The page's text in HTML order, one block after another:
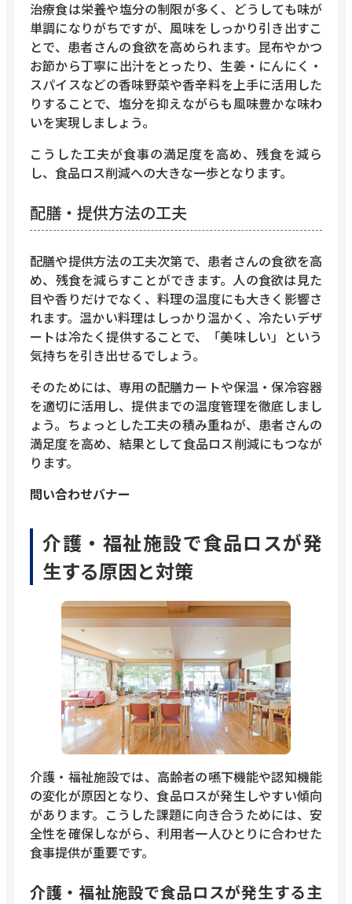
治療食は栄養や塩分の制限が多く、どうしても味が
単調になりがちですが、風味をしっかり引き出すこ
とで、患者さんの食欲を高められます。昆布やかつ
お節から丁寧に出汁をとったり、生姜・にんにく・
スパイスなどの香味野菜や香辛料を上手に活用した
りすることで、塩分を抑えながらも風味豊かな味わ
いを実現しましょう。
こうした工夫が食事の満足度を高め、残食を減ら
し、食品ロス削減への大きな一歩となります。
配膳・提供方法の工夫
配膳や提供方法の工夫次第で、患者さんの食欲を高
め、残食を減らすことができます。人の食欲は見た
目や香りだけでなく、料理の温度にも大きく影響さ
れます。温かい料理はしっかり温かく、冷たいデザ
ートは冷たく提供することで、「美味しい」という
気持ちを引き出せるでしょう。
そのためには、専用の配膳カートや保温・保冷容器
を適切に活用し、提供までの温度管理を徹底しまし
ょう。ちょっとした工夫の積み重ねが、患者さんの
満足度を高め、結果として食品ロス削減にもつなが
ります。
問い合わせバナー
介護・福祉施設で食品ロスが発
生する原因と対策
介護・福祉施設では、高齢者の嚥下機能や認知機能
の変化が原因となり、食品ロスが発生しやすい傾向
があります。こうした課題に向き合うためには、安
全性を確保しながら、利用者一人ひとりに合わせた
食事提供が重要です。
介護・福祉施設で食品ロスが発生する主